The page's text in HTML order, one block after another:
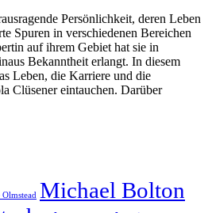
Persönlichkeit, deren Leben
Spuren in verschiedenen Bereichen
auf ihrem Gebiet hat sie in
Bekanntheit erlangt. In diesem
Leben, die Karriere und die
Clüsener eintauchen. Darüber
Michael Bolton